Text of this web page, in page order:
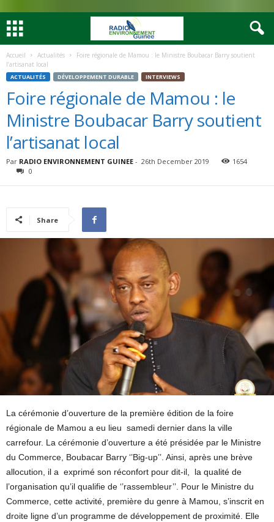
Accueil Actualités
Foire régionale de Mamou : le Ministre Boubacar Barry soutient
l’artisanat local
ACTUALITÉS DÉVELOPPEMENT DURABLE INTERVIEWS
Foire régionale de Mamou : le
Ministre Boubacar Barry soutient
l’artisanat local
Par RADIO ENVIRONNEMENT GUINEE - 26th December 2019
1654
0
Share
La cérémonie d’ouverture de la première édition de la foire
régionale de Mamou a eu lieu samedi dernier dans la ville
carrefour. La cérémonie d’ouverture a été présidée par le Ministre
du Commerce, Boubacar Barry ‘’Big-up’’. Ainsi, après une brève
allocution, il a exprimé son réconfort pour dit-il, la qualité de
l’organisation qu’il qualifie de ‘’rassembleur’’. Pour le Ministre du
Commerce, cette activité, première du genre à Mamou, s’inscrit en
droite ligne d’un programme de développement de proximité. Elle